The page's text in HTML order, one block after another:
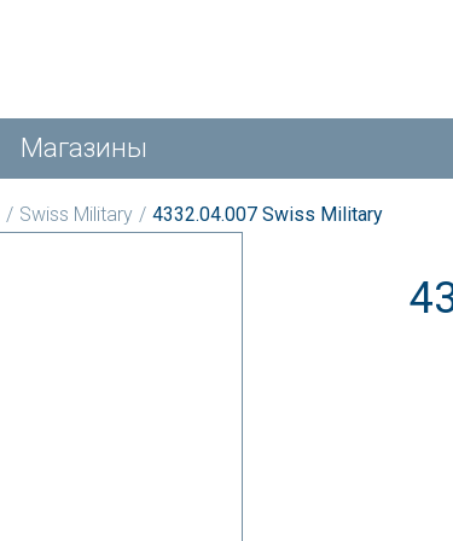
Магазины
/ Swiss Military / 4332.04.007 Swiss Military